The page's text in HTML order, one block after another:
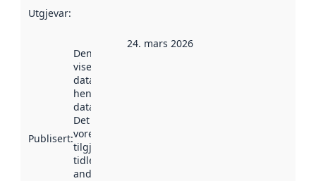
Utgjevar:
Publisert:
Denne datoen
viser når
datasettet vart
henta inn av
data.norge.no.
Det kan ha
vore
tilgjengeleg
tidlegare
andre stader.
24. mars 2026